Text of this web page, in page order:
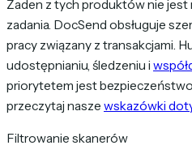
Żaden z tych produktów nie jest
zadania. DocSend obsługuje
pracy związany z transakcjami.
udostępnianiu, śledzeniu i
priorytetem jest
przeczytaj nasze wskazówki
Filtrowanie skanerów